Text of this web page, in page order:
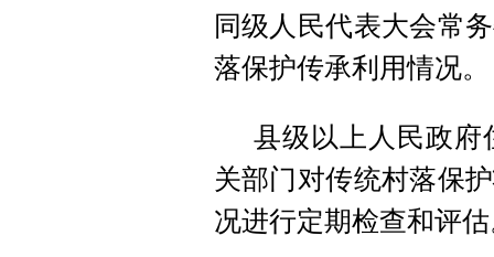
同级人民代表大会常
落保护传承利用情况。
县级以上人民政府
关部门对传统村落保
况进行定期检查和评